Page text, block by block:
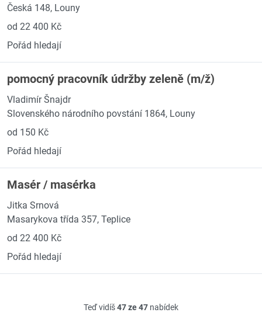
Česká 148, Louny
od 22 400 Kč
Pořád hledají
pomocný pracovník údržby zeleně (m/ž)
Vladimír Šnajdr
Slovenského národního povstání 1864, Louny
od 150 Kč
Pořád hledají
Masér / masérka
Jitka Srnová
Masarykova třída 357, Teplice
od 22 400 Kč
Pořád hledají
Teď vidíš47 ze 47 nabídek